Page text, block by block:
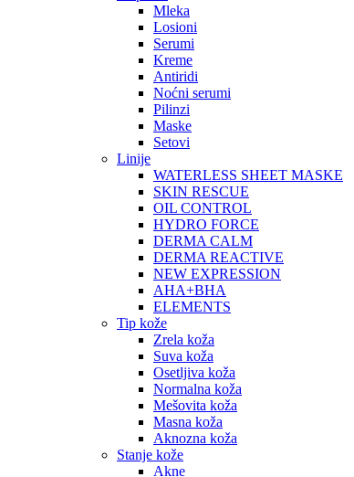
Mleka
Losioni
Serumi
Kreme
Antiridi
Noćni serumi
Pilinzi
Maske
Setovi
Linije
WATERLESS SHEET MASKE
SKIN RESCUE
OIL CONTROL
HYDRO FORCE
DERMA CALM
DERMA REACTIVE
NEW EXPRESSION
AHA+BHA
ELEMENTS
Tip kože
Zrela koža
Suva koža
Osetljiva koža
Normalna koža
Mešovita koža
Masna koža
Aknozna koža
Stanje kože
Akne